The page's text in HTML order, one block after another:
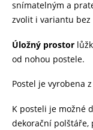
snímatelným a
zvolit i variantu bez
Úložný prostor
od nohou postele.
Postel je vyrobena
K posteli je možné
dekorační polštáře,